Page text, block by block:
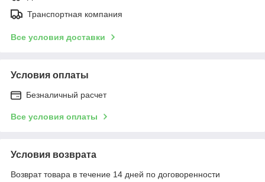
Транспортная компания
Все условия доставки
Условия оплаты
Безналичный расчет
Все условия оплаты
Условия возврата
Возврат товара в течение 14 дней по договоренности